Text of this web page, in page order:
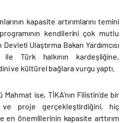
kapasite artırımlarını temini
kendilerini çok mutlu
Ulaştırma Bakan Yardımcısı
Türk halkının kardeşliğine,
ve kültürel bağlara vurgu yaptı.
ise, TİKA’nın Filistin’de bir
proje gerçekleştirdiğini, hiç
en önemlilerinin kapasite arttırım